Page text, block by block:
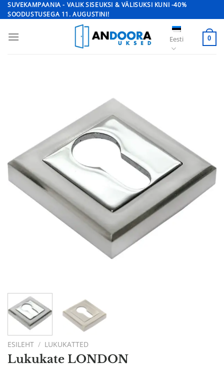
Skip
to
SUVEKAMPAANIA - VALIK SISEUKSI & VÄLISUKSI KUNI -40%
SOODUSTUSEGA 11. AUGUSTINI!
Eesti 0
ESILEHT / LUKUKATTED
Lukukate LONDON